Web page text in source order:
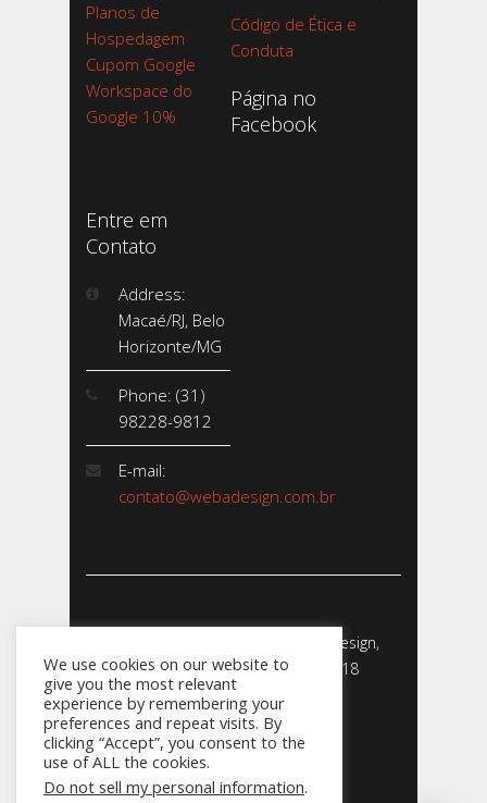
Planos de
Hospedagem
Cupom Google
Workspace do
Google 10%
Código de Ética e
Conduta
Página no
Facebook
Entre em
Contato
Address:
Macaé/RJ, Belo
Horizonte/MG
Phone: (31)
98228-9812
E-mail:
contato@webadesign.com.br
Webadesign - Empresa de Webdesign,
Desenvolvimento de Sites - 2018
CNPJ: 23.856.204/0001-­24
We use cookies on our website to
give you the most relevant
experience by remembering your
preferences and repeat visits. By
clicking “Accept”, you consent to the
use of ALL the cookies.
Do not sell my personal information.